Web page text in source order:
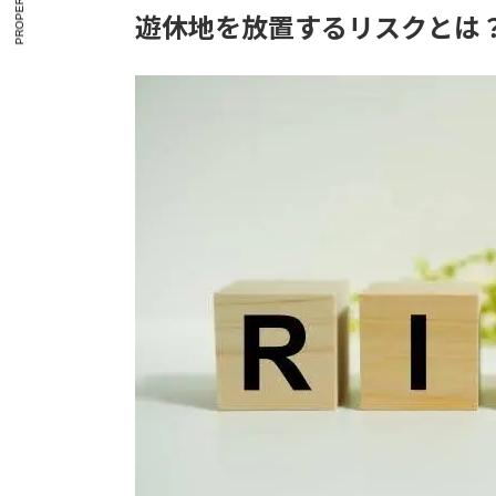
遊休地を放置するリスクとは